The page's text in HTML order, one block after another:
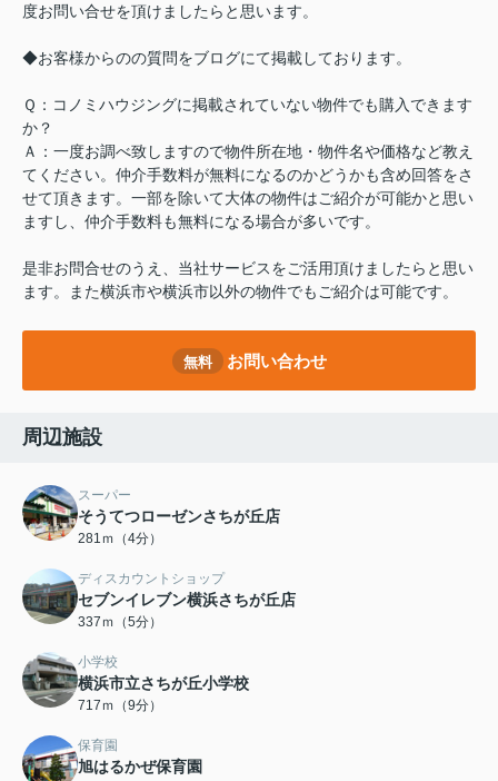
度お問い合せを頂けましたらと思います。
◆お客様からのの質問をブログにて掲載しております。
Ｑ：コノミハウジングに掲載されていない物件でも購入できます
か？
Ａ：一度お調べ致しますので物件所在地・物件名や価格など教え
てください。仲介手数料が無料になるのかどうかも含め回答をさ
せて頂きます。一部を除いて大体の物件はご紹介が可能かと思い
ますし、仲介手数料も無料になる場合が多いです。
是非お問合せのうえ、当社サービスをご活用頂けましたらと思い
ます。また横浜市や横浜市以外の物件でもご紹介は可能です。
無料 お問い合わせ
周辺施設
スーパー
そうてつローゼンさちが丘店
281ｍ（4分）
ディスカウントショップ
セブンイレブン横浜さちが丘店
337ｍ（5分）
小学校
横浜市立さちが丘小学校
717ｍ（9分）
保育園
旭はるかぜ保育園